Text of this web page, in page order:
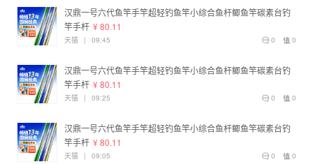
汉鼎一号六代鱼竿手竿超轻钓鱼竿小综合鱼杆鲫鱼竿碳素台钓
竿手杆 ¥ 80.11
0
0
天猫 | 09:45
汉鼎一号六代鱼竿手竿超轻钓鱼竿小综合鱼杆鲫鱼竿碳素台钓
竿手杆 ¥ 80.11
0
0
天猫 | 09:25
汉鼎一号六代鱼竿手竿超轻钓鱼竿小综合鱼杆鲫鱼竿碳素台钓
竿手杆 ¥ 80.11
0
0
天猫 | 09:05